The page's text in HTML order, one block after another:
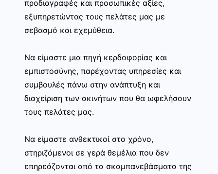
προδιαγραφές και προσωπικές αξίες,
εξυπηρετώντας τους πελάτες μας με
σεβασμό και εχεμύθεια.
Να είμαστε μια πηγή κερδοφορίας και
εμπιστοσύνης, παρέχοντας υπηρεσίες και
συμβουλές πάνω στην ανάπτυξη και
διαχείριση των ακινήτων που θα ωφελήσουν
τους πελάτες μας.
Να είμαστε ανθεκτικοί στο χρόνο,
στηριζόμενοι σε γερά θεμέλια που δεν
επηρεάζονται από τα σκαμπανεβάσματα της